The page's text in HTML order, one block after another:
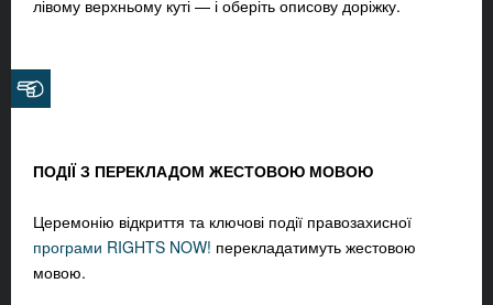
лівому верхньому куті — і оберіть описову доріжку.
ПОДІЇ З ПЕРЕКЛАДОМ ЖЕСТОВОЮ МОВОЮ
Церемонію відкриття та ключові події правозахисної
програми RIGHTS NOW! перекладатимуть жестовою
мовою.